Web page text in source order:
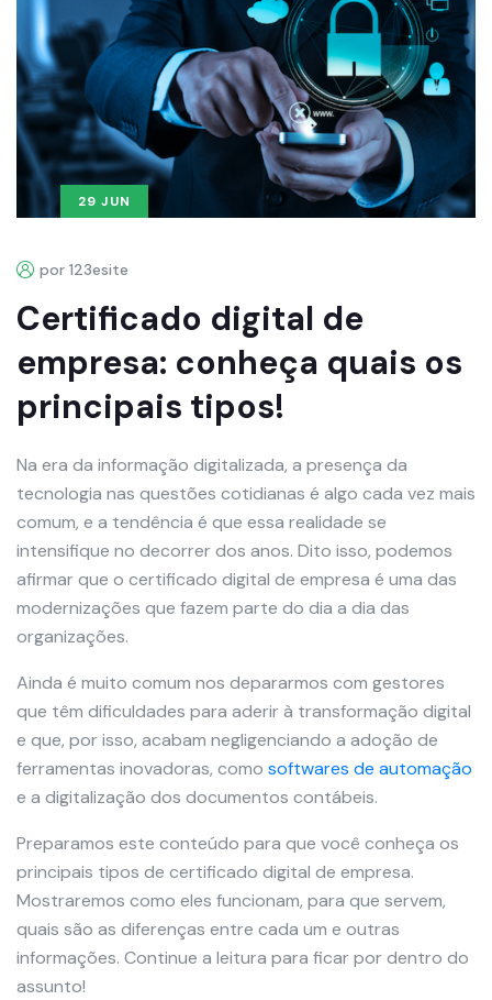
29 JUN
por 123esite
Certificado digital de
empresa: conheça quais os
principais tipos!
Na era da informação digitalizada, a presença da
tecnologia nas questões cotidianas é algo cada vez mais
comum, e a tendência é que essa realidade se
intensifique no decorrer dos anos. Dito isso, podemos
afirmar que o certificado digital de empresa é uma das
modernizações que fazem parte do dia a dia das
organizações.
Ainda é muito comum nos depararmos com gestores
que têm dificuldades para aderir à transformação digital
e que, por isso, acabam negligenciando a adoção de
ferramentas inovadoras, como softwares de automação
e a digitalização dos documentos contábeis.
Preparamos este conteúdo para que você conheça os
principais tipos de certificado digital de empresa.
Mostraremos como eles funcionam, para que servem,
quais são as diferenças entre cada um e outras
informações. Continue a leitura para ficar por dentro do
assunto!